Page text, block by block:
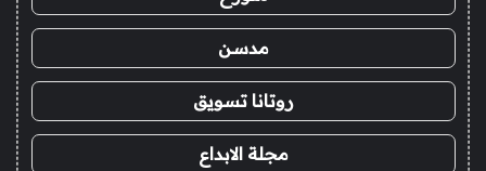
مدسن
روتانا تسويق
مجلة الابداع